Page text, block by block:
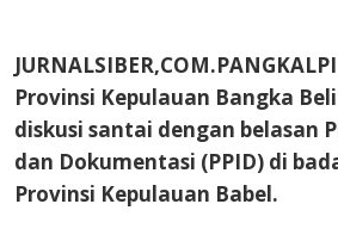
Provinsi Kepulauan Bangka
diskusi santai dengan belasan
dan Dokumentasi (PPID) di
Provinsi Kepulauan Babel.